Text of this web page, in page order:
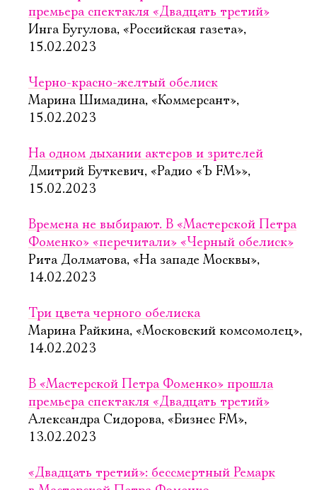
премьера спектакля «Двадцать третий»
Инга Бугулова, «Российская газета»,
15.02.2023
Черно-красно-желтый обелиск
Марина Шимадина, «Коммерсант»,
15.02.2023
На одном дыхании актеров и зрителей
Дмитрий Буткевич, «Радио «Ъ FM»»,
15.02.2023
Времена не выбирают. В «Мастерской Петра
Фоменко» «перечитали» «Черный обелиск»
Рита Долматова, «На западе Москвы»,
14.02.2023
Три цвета черного обелиска
Марина Райкина, «Московский комсомолец»,
14.02.2023
В «Мастерской Петра Фоменко» прошла
премьера спектакля «Двадцать третий»
Александра Сидорова, «Бизнес FM»,
13.02.2023
«Двадцать третий»: бессмертный Ремарк